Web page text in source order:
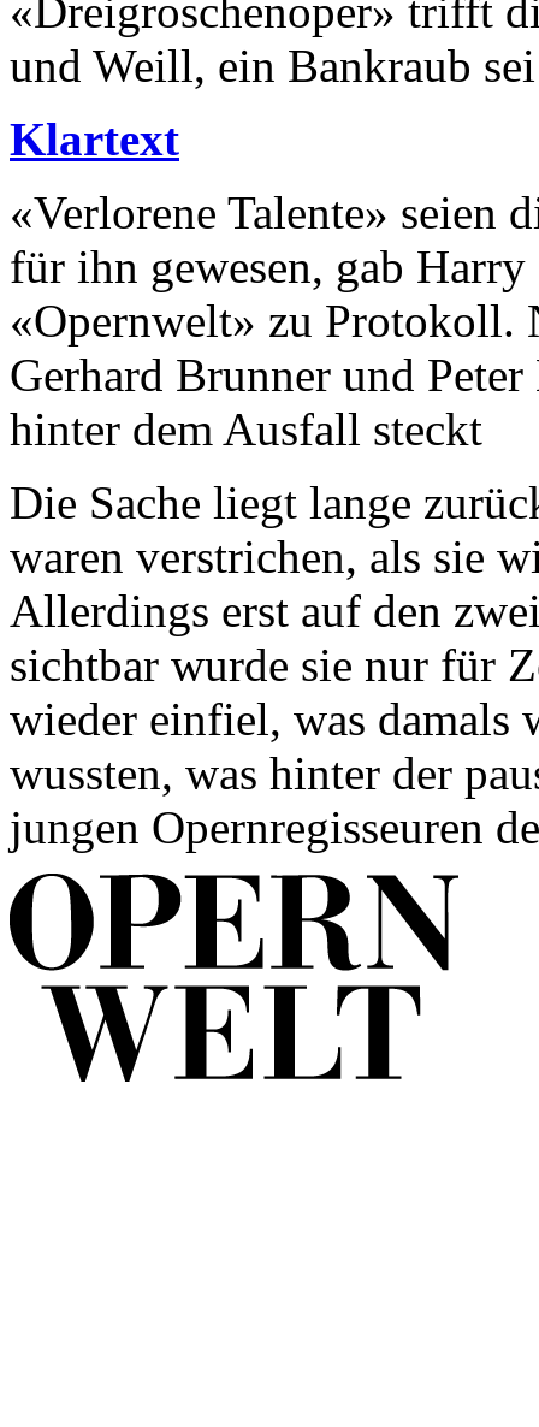
«Dreigroschenoper» trifft
und Weill, ein Bankraub
Klartext
«Verlorene Talente» seien
für ihn gewesen, gab
«Opernwelt» zu Protokoll.
Gerhard Brunner und
hinter dem Ausfall steckt
Die Sache liegt lange
waren verstrichen, als sie
Allerdings erst auf den
sichtbar wurde sie nur für
wieder einfiel, was
wussten, was hinter der
jungen Opernregisseuren